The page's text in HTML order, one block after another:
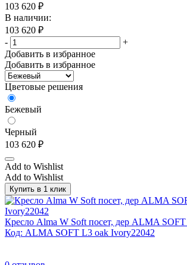
103 620 ₽
В наличии:
103 620 ₽
-
+
Добавить в избранное
Добавить в избранное
Цветовые решения
Бежевый
Черный
103 620 ₽
Add to Wishlist
Add to Wishlist
Купить в 1 клик
Кресло Alma W Soft посет, дер ALMA
Код: ALMA SOFT L3 oak Ivory22042